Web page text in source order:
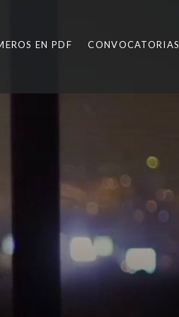
EN PDF CONVOCATORIAS